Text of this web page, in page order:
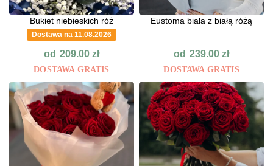
Bukiet niebieskich róż
Dostawa na 11.08.2026
od 209.00 zł
DOSTAWA GRATIS
Eustoma biała z białą różą
od 239.00zł
DOSTAWA GRATIS